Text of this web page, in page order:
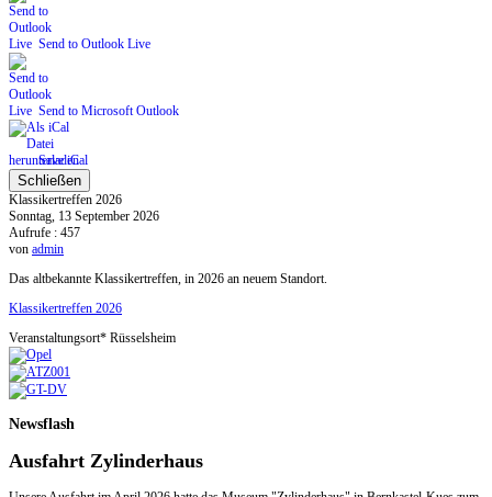
Send to Outlook Live
Send to Microsoft Outlook
Save iCal
Schließen
Klassikertreffen 2026
Sonntag, 13 September 2026
Aufrufe : 457
von admin
Das altbekannte Klassikertreffen, in 2026 an neuem Standort.
Klassikertreffen 2026
Veranstaltungsort* Rüsselsheim
Newsflash
Ausfahrt Zylinderhaus